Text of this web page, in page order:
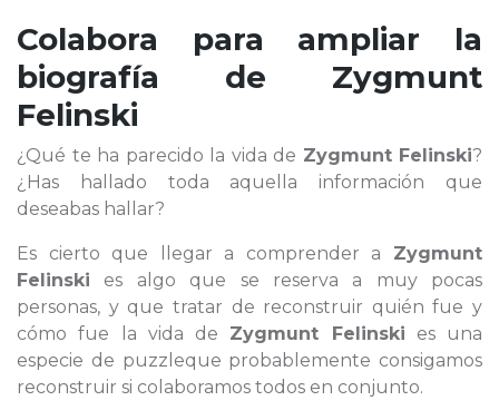
Colabora para ampliar la
biografía de Zygmunt
Felinski
¿Qué te ha parecido la vida de Zygmunt Felinski?
¿Has hallado toda aquella información que
deseabas hallar?
Es cierto que llegar a comprender a Zygmunt
Felinski es algo que se reserva a muy pocas
personas, y que tratar de reconstruir quién fue y
cómo fue la vida de Zygmunt Felinski es una
especie de puzzleque probablemente consigamos
reconstruir si colaboramos todos en conjunto.